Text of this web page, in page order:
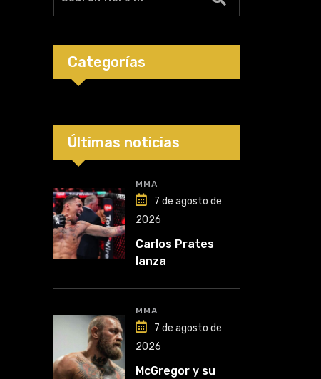
Categorías
Últimas noticias
MMA
7 de agosto de
2026
Carlos Prates
lanza
MMA
7 de agosto de
2026
McGregor y su